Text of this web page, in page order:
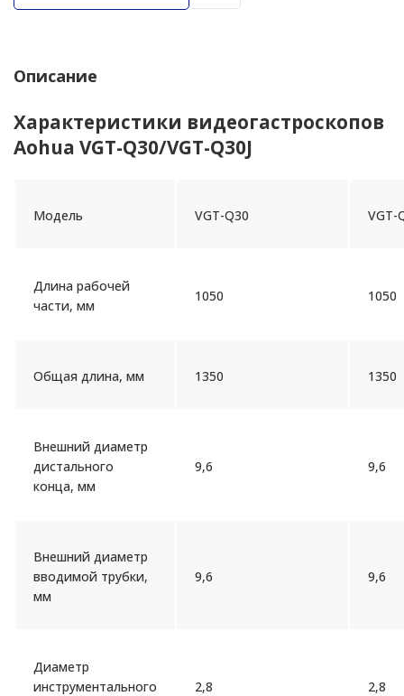
Описание
Характеристики видеогастроскопов
Aohua VGT-Q30/VGT-Q30J
Модель VGT-Q30 VGT-
Длина рабочей
части, мм
1050 1050
Общая длина, мм 1350 1350
Внешний диаметр
дистального
конца, мм
9,6 9,6
Внешний диаметр
вводимой трубки,
мм
9,6 9,6
Диаметр
инструментального
2,8 2,8